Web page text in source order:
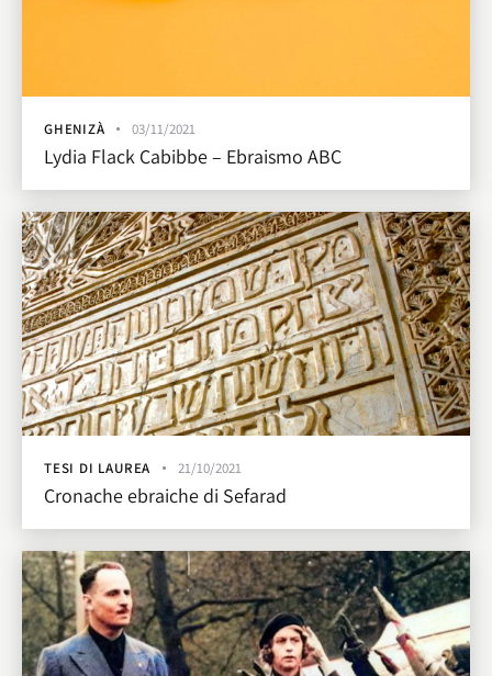
GHENIZÀ 03/11/2021
Lydia Flack Cabibbe – Ebraismo ABC
TESI DI LAUREA 21/10/2021
Cronache ebraiche di Sefarad